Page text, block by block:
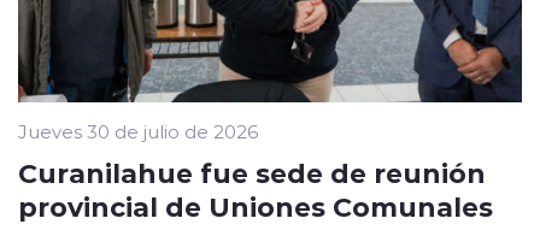
Jueves 30 de julio de 2026
Curanilahue fue sede de reunión
provincial de Uniones Comunales